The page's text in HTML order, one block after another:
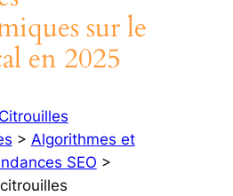
sur le
en 2025
> Algorithmes et
SEO >